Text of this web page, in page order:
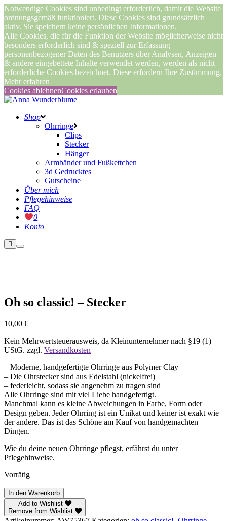
Notwendige Cookies sind unbedingt erforderlich, damit die Website
ordnungsgemäß funktioniert. Diese Cookies sind grundsätzlich
aktiv. Sie speichern keine persönlichen Informationen.
Alle Cookies, die für die Funktion der Website möglicherweise nicht
besonders erforderlich sind & speziell zur Erfassung
personenbezogener Daten des Benutzers über Analysen, Anzeigen
& andere eingebettete Inhalte verwendet werden, werden als nicht
erforderliche Cookies bezeichnet. Diese erfordern Ihre Zustimmung.
Mehr erfahren
Cookies ablehnenCookies erlauben
Shop
Ohrringe
Clips
Stecker
Hänger
Armbänder und Fußkettchen
3d Gedrucktes
Gutscheine
Über mich
Pflegehinweise
FAQ
0
Konto
Weitere
Informationen
Hauptmenü
Oh so classic! – Stecker
10,00 €
Kein Mehrwertsteuerausweis, da Kleinunternehmer nach §19 (1)
UStG. zzgl. Versandkosten
– Moderne, handgefertigte Ohrringe aus Polymer Clay
– Die Ohrstecker sind aus Edelstahl (nickelfrei)
– federleicht, sodass sie angenehm zu tragen sind
Alle Ohrringe sind mit viel Liebe handgefertigt.
Manchmal kann es kleine Abweichungen in Farbe, Form oder
Design geben. Jeder Ohrring ist ein Unikat und keiner ist exakt wie
der andere. Das ist das Schöne am Kauf von handgemachten
Dingen.
Wie du deine neuen Ohrringe pflegst, erfährst du unter
Pflegehinweise.
Vorrätig
Oh
so
classic!
–
In den Warenkorb
Add to Wishlist
Remove from Wishlist